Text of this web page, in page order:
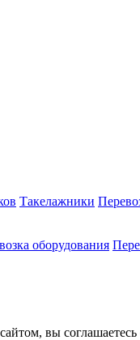
Такелажники
оборудования
вы соглашаетесь